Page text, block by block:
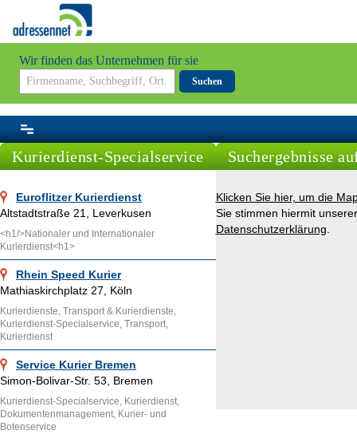
Wir finden das Unternehmen für sie
Suchen
Kurierdienst-Specialservice
Euroflitzer Kurierdienst
Altstadtstraße 21, Leverkusen
<h1/>Nationaler und Internationaler
Kurierdienst<h1>
Rhein Speed Kurier
Mathiaskirchplatz 27, Köln
Kurierdienste, Transport & Kurierdienste,
Kurierdienst-Specialservice, Transport,
Kurierdienst
Service Kurier Bremen
Simon-Bolivar-Str. 53, Bremen
Kurierdienst-Specialservice, Kurierdienst,
Dokumentenmanagement, Kurier- und
Botenservice
Suchergebnisse
Klicken Sie hier, um die
Sie stimmen hiermit unserer
Datenschutzerklärung